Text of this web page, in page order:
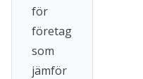
för
företag
som
jämför